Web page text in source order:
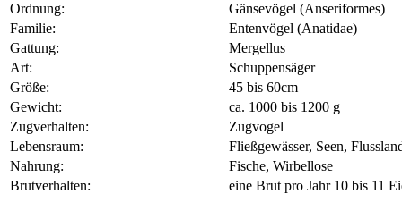
Ordnung:
Gänsevögel (Anseriformes) ‎
Familie:
Entenvögel (Anatidae)
Gattung:
Mergellus
Art:
Schuppensäger
Größe:
45 bis 60cm
Gewicht:
ca. 1000 bis 1200 g
Zugverhalten:
Zugvogel
Lebensraum:
Fließgewässer, Seen,
Nahrung:
Fische, Wirbellose
Brutverhalten:
eine Brut pro Jahr 10 bis 11